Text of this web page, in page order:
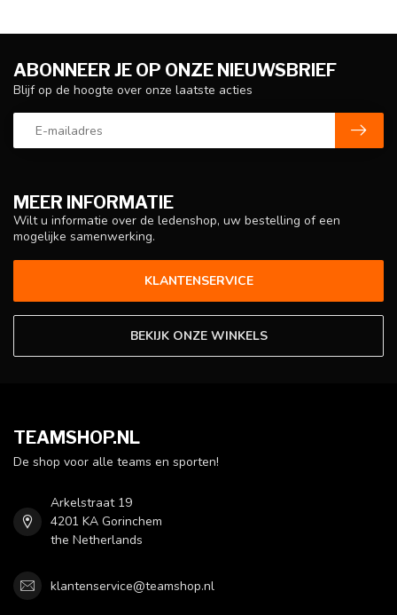
MEER INFORMATIE
Wilt u informatie over de ledenshop, uw bestelling of een
mogelijke samenwerking.
KLANTENSERVICE
BEKIJK ONZE WINKELS
ABONNEER JE OP ONZE NIEUWSBRIEF
Blijf op de hoogte over onze laatste acties
TEAMSHOP.NL
De shop voor alle teams en sporten!
Arkelstraat 19
4201 KA Gorinchem
the Netherlands
klantenservice@teamshop.nl